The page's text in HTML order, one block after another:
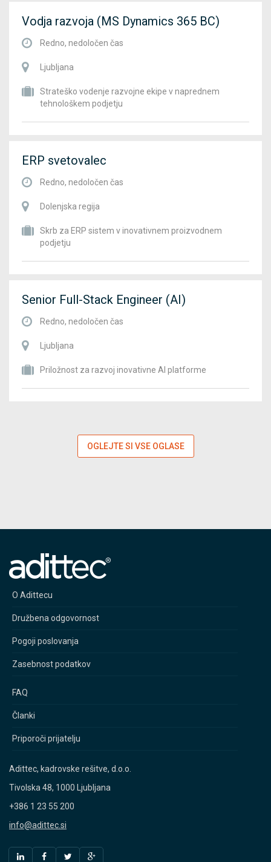
Vodja razvoja (MS Dynamics 365 BC)
Redno, nedoločen čas
Ljubljana
Strateško vodenje razvojne ekipe v naprednem
tehnološkem podjetju
ERP svetovalec
Redno, nedoločen čas
Dolenjska regija
Skrb za ERP sistem v inovativnem proizvodnem
podjetju
Senior Full-Stack Engineer (AI)
Redno, nedoločen čas
Ljubljana
Priložnost za razvoj inovativne AI platforme
OGLEJTE SI VSE OGLASE
O Adittecu
Družbena odgovornost
Pogoji poslovanja
Zasebnost podatkov
FAQ
Članki
Priporoči prijatelju
Adittec, kadrovske rešitve, d.o.o.
Tivolska 48, 1000 Ljubljana
+386 1 23 55 200
info@adittec.si